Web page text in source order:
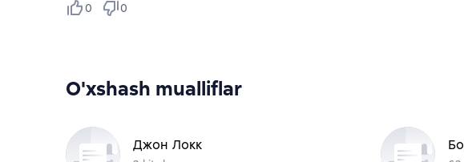
0 0
O'xshash mualliflar
Джон Локк